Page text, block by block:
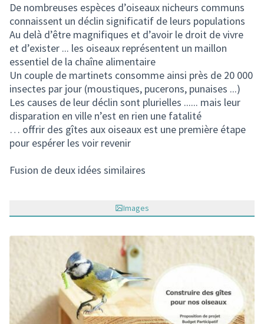
De nombreuses espèces d’oiseaux nicheurs communs
connaissent un déclin significatif de leurs populations
Au delà d’être magnifiques et d’avoir le droit de vivre
et d’exister ... les oiseaux représentent un maillon
essentiel de la chaîne alimentaire
Un couple de martinets consomme ainsi près de 20 000
insectes par jour (moustiques, pucerons, punaises ...)
Les causes de leur déclin sont plurielles ...... mais leur
disparation en ville n’est en rien une fatalité
… offrir des gîtes aux oiseaux est une première étape
pour espérer les voir revenir
Fusion de deux idées similaires
Images